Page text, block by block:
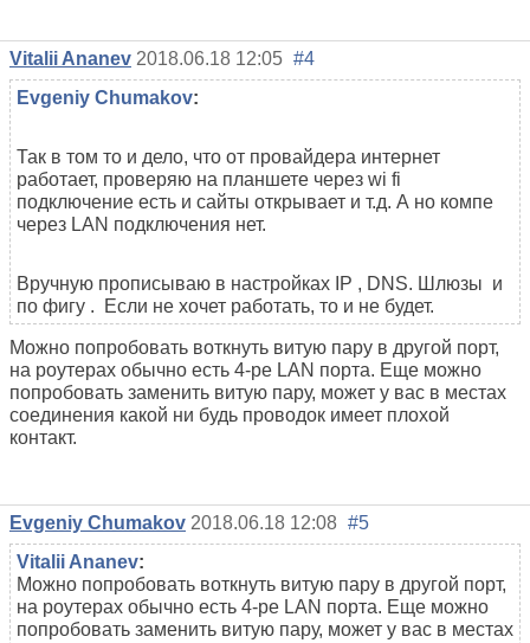
Vitalii Ananev 2018.06.18 12:05 #4
Evgeniy Chumakov:
Так в том то и дело, что от провайдера интернет
работает, проверяю на планшете через wi fi
подключение есть и сайты открывает и т.д. А но компе
через LAN подключения нет.
Вручную прописываю в настройках IP , DNS. Шлюзы и
по фигу . Если не хочет работать, то и не будет.
Можно попробовать воткнуть витую пару в другой порт,
на роутерах обычно есть 4-ре LAN порта. Еще можно
попробовать заменить витую пару, может у вас в местах
соединения какой ни будь проводок имеет плохой
контакт.
Evgeniy Chumakov 2018.06.18 12:08 #5
Vitalii Ananev:
Можно попробовать воткнуть витую пару в другой порт,
на роутерах обычно есть 4-ре LAN порта. Еще можно
попробовать заменить витую пару, может у вас в местах